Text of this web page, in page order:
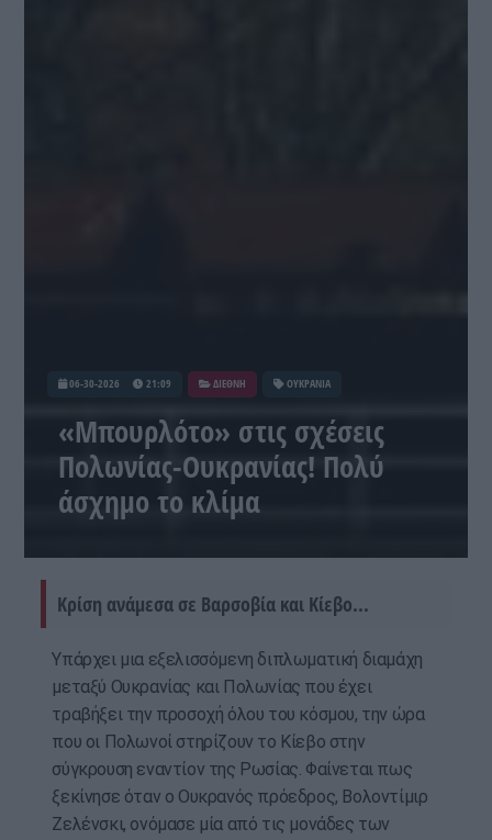
06-30-2026 21:09 ΔΙΕΘΝΗ ΟΥΚΡΑΝΙΑ
«Μπουρλότο» στις σχέσεις
Πολωνίας-Ουκρανίας! Πολύ
άσχημο το κλίμα
Κρίση ανάμεσα σε Βαρσοβία και Κίεβο...
Υπάρχει μια εξελισσόμενη διπλωματική διαμάχη
μεταξύ Ουκρανίας και Πολωνίας που έχει
τραβήξει την προσοχή όλου του κόσμου, την ώρα
που οι Πολωνοί στηρίζουν το Κίεβο στην
σύγκρουση εναντίον της Ρωσίας. Φαίνεται πως
ξεκίνησε όταν ο Ουκρανός πρόεδρος, Βολοντίμιρ
Ζελένσκι, ονόμασε μία από τις μονάδες των